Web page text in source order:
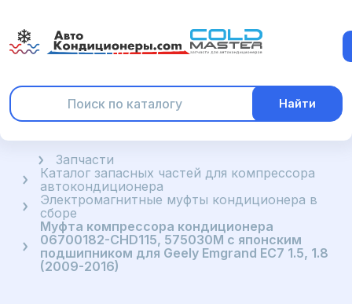
Найти
ГлавнаяЗапчасти
Каталог запасных частей для компрессора
автокондиционера
Электромагнитные муфты кондиционера в
сборе
Муфта компрессора кондиционера
06700182-CHD115, 575030M с японским
подшипником для Geely Emgrand EC7 1.5, 1.8
(2009-2016)